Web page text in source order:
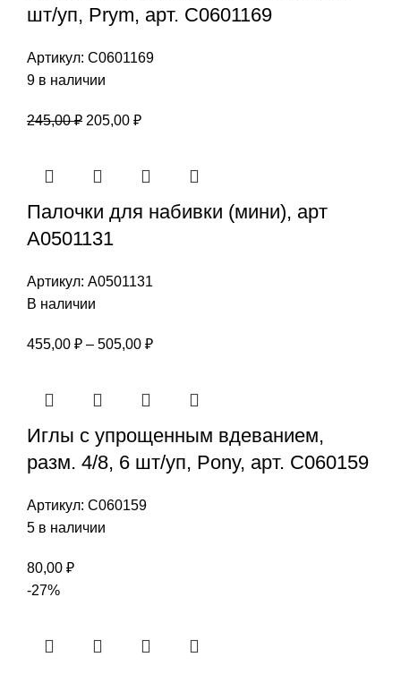
шт/уп, Prym, арт. С0601169
Артикул: С0601169
9 в наличии
245,00₽ Первоначальная
245,00 ₽.
205,00 ₽Текущая
Палочки для набивки (мини), арт
А0501131
Артикул: А0501131
В наличии
455,00 ₽ – 505,00 ₽Диапазон
505,00 ₽
Иглы с упрощенным вдеванием,
разм. 4/8, 6 шт/уп, Pony, арт. С060159
Артикул: С060159
5 в наличии
80,00 ₽
-27%